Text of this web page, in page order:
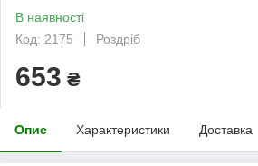
В наявності
Код: 2175
Роздріб
653 ₴
Опис Характеристики Доставка